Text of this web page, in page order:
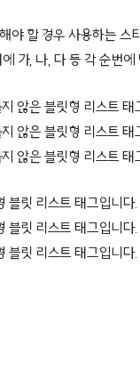
야 할 경우 사용하는 스
가, 나, 다 등 각 순번
않은 블릿형 리스트 태
않은 블릿형 리스트 태
않은 블릿형 리스트 태
블릿 리스트 태그입니다.
블릿 리스트 태그입니다.
블릿 리스트 태그입니다.